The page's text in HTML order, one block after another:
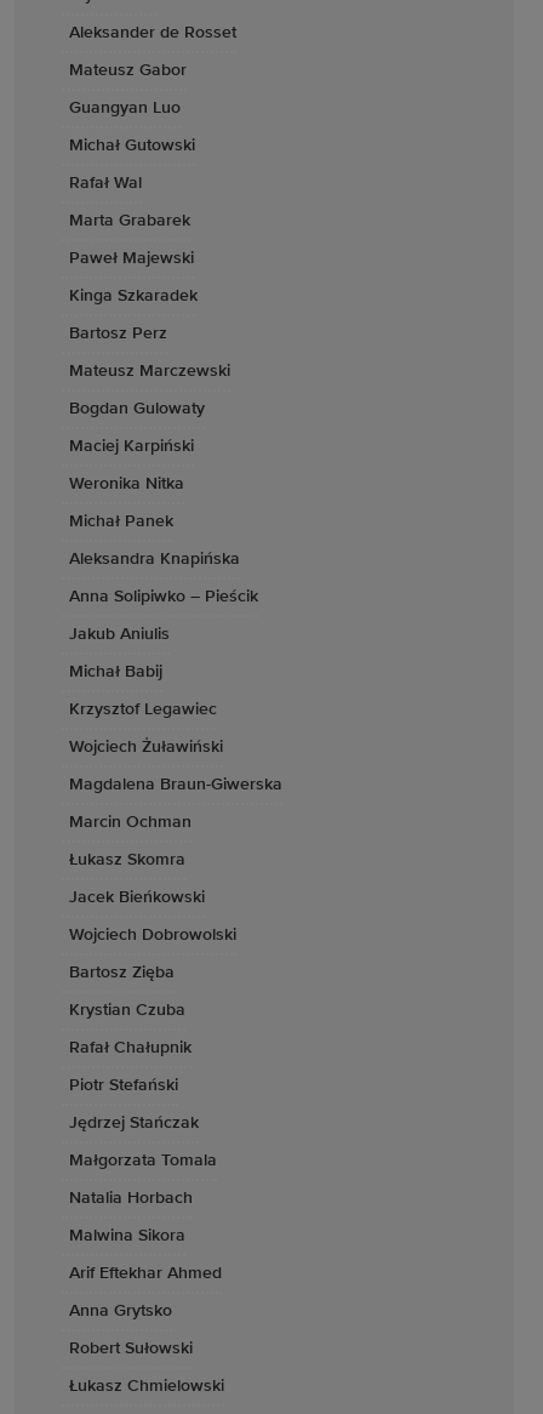
Aleksander de Rosset
Mateusz Gabor
Guangyan Luo
Michał Gutowski
Rafał Wal
Marta Grabarek
Paweł Majewski
Kinga Szkaradek
Bartosz Perz
Mateusz Marczewski
Bogdan Gulowaty
Maciej Karpiński
Weronika Nitka
Michał Panek
Aleksandra Knapińska
Anna Solipiwko – Pieścik
Jakub Aniulis
Michał Babij
Krzysztof Legawiec
Wojciech Żuławiński
Magdalena Braun-Giwerska
Marcin Ochman
Łukasz Skomra
Jacek Bieńkowski
Wojciech Dobrowolski
Bartosz Zięba
Krystian Czuba
Rafał Chałupnik
Piotr Stefański
Jędrzej Stańczak
Małgorzata Tomala
Natalia Horbach
Malwina Sikora
Arif Eftekhar Ahmed
Anna Grytsko
Robert Sułowski
Łukasz Chmielowski